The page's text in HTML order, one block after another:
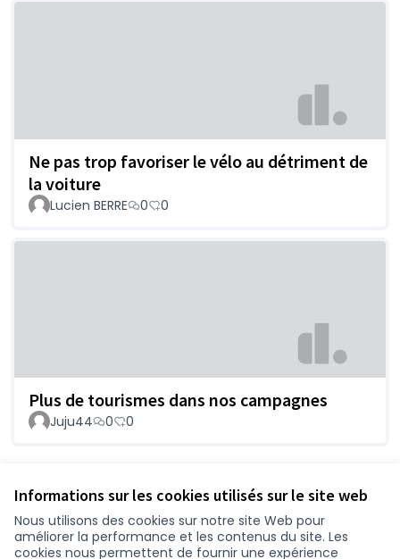
Informations sur les cookies utilisés sur le site web
Nous utilisons des cookies sur notre site Web pour
améliorer la performance et les contenus du site. Les
cookies nous permettent de fournir une expérience
Ne pas trop favoriser le vélo au détriment de
la voiture
Lucien BERRE 0 0
Plus de tourismes dans nos campagnes
Juju44 0 0
Conditions d'utilisation